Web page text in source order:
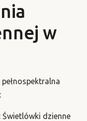
w
Świetlówki dzienne